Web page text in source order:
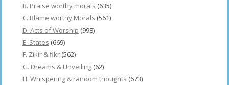
B. Praise worthy morals (635)
C. Blame worthy Morals (561)
D. Acts of Worship (998)
E. States (669)
F. Zikir & fikr (562)
G. Dreams & Unveiling (62)
H. Whispering & random thoughts (673)